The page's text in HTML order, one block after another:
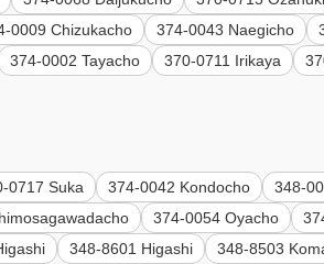
0009 Chizukacho 374-0043 Naegicho
374-0002 Tayacho 370-0711 Irikaya
0717 Suka 374-0042 Kondocho 348-
374-0054 Oyacho
348-8601 Higashi 348-8503